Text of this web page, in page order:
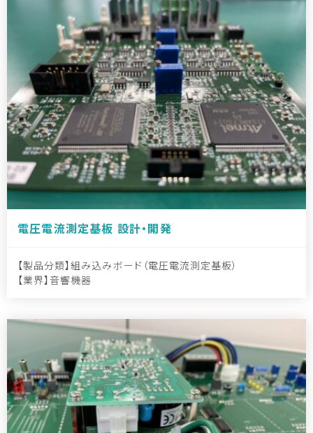
電圧電流測定基板 設計・開発
製品分類 組み込みボード（電圧電流測定基板）
業界 音響機器